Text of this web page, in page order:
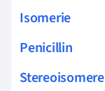
Isomerie
Penicillin
Stereoisomere